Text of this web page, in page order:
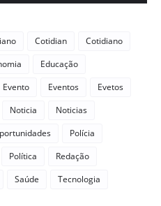
Cotidian
Cotidiano
Educação
Evento Eventos
Evetos
Noticia
Noticias
Polícia
Política
Redação
Saúde Tecnologia